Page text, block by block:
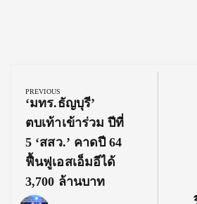
navigation
PREVIOUS
Previous
Post:
‘มทร.ธัญบุรี’
ตบเท้าเข้าร่วม ปีที่
5 ‘สสว.’ คาดปี 64
ฟื้นฟูเอสเอ็มอีได้
3,700 ล้านบาท